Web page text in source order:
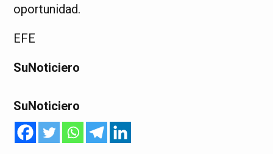
oportunidad.
EFE
SuNoticiero
SuNoticiero